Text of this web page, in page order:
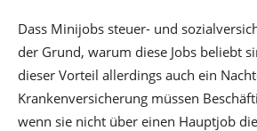
Dass Minijobs steuer- und
der Grund, warum diese Jobs beliebt
dieser Vorteil allerdings auch ein
Krankenversicherung müssen
wenn sie nicht über einen Hauptjob